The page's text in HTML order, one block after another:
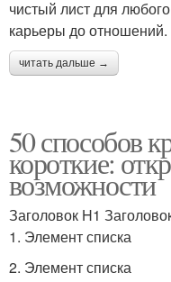
чистый лист для
карьеры до отношений.
читать дальше →
50 способов
короткие:
возможности
Заголовок H1
1. Элемент списка
2. Элемент списка